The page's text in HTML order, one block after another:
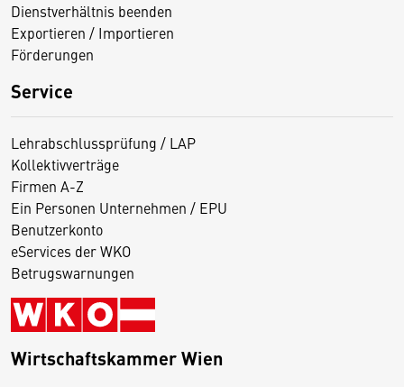
Dienstverhältnis beenden
Exportieren / Importieren
Förderungen
Service
Lehrabschlussprüfung / LAP
Kollektivverträge
Firmen A-Z
Ein Personen Unternehmen / EPU
Benutzerkonto
eServices der WKO
Betrugswarnungen
Wirtschaftskammer Wien